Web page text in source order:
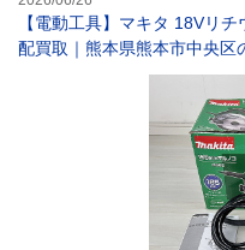
【電動工具】マキタ 18Vリ
配買取｜熊本県熊本市中央区